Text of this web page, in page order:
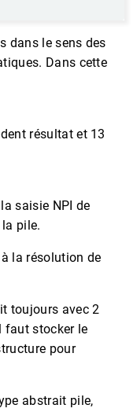
dans le sens des
Dans cette
résultat et 13
saisie NPI de
la pile.
la résolution de
toujours avec 2
faut stocker le
pour
abstrait pile,